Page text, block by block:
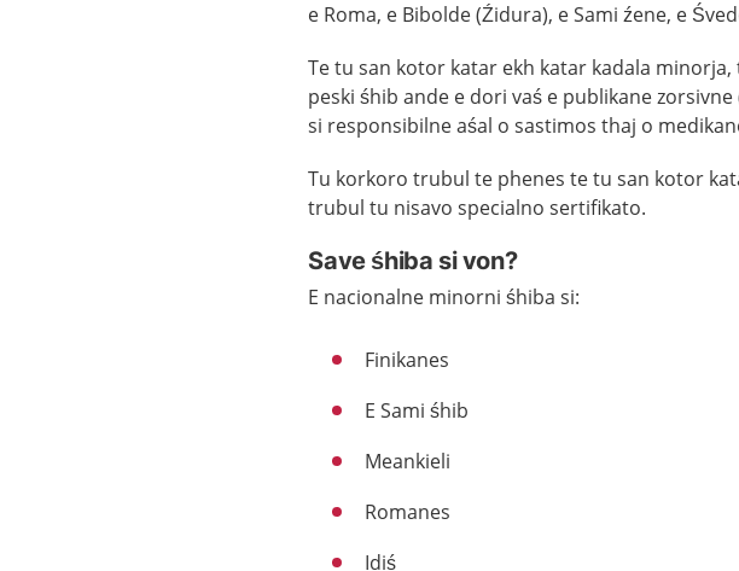
e Roma, e Bibolde (Źidura), e Sami źene, e
Te tu san kotor katar ekh katar kadala
peski śhib ande e dori vaś e publikane
si responsibilne aśal o sastimos thaj o
Tu korkoro trubul te phenes te tu san kotor
trubul tu nisavo specialno sertifikato.
Save śhiba si von?
E nacionalne minorni śhiba si:
Finikanes
E Sami śhib
Meankieli
Romanes
Idiś